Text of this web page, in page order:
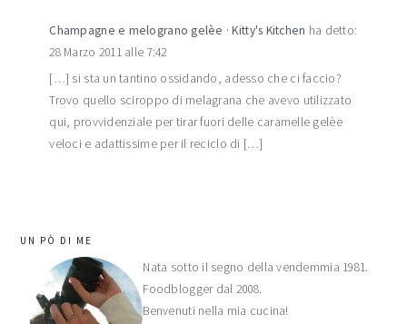
Champagne e melograno gelèe · Kitty's Kitchen ha detto:
28 Marzo 2011 alle 7:42
[…] si sta un tantino ossidando, adesso che ci faccio?
Trovo quello sciroppo di melagrana che avevo utilizzato
qui, provvidenziale per tirar fuori delle caramelle gelèe
veloci e adattissime per il reciclo di […]
barra
laterale
primaria
UN PÒ DI ME
Nata sotto il segno della vendemmia 1981.
Foodblogger dal 2008.
Benvenuti nella mia cucina!